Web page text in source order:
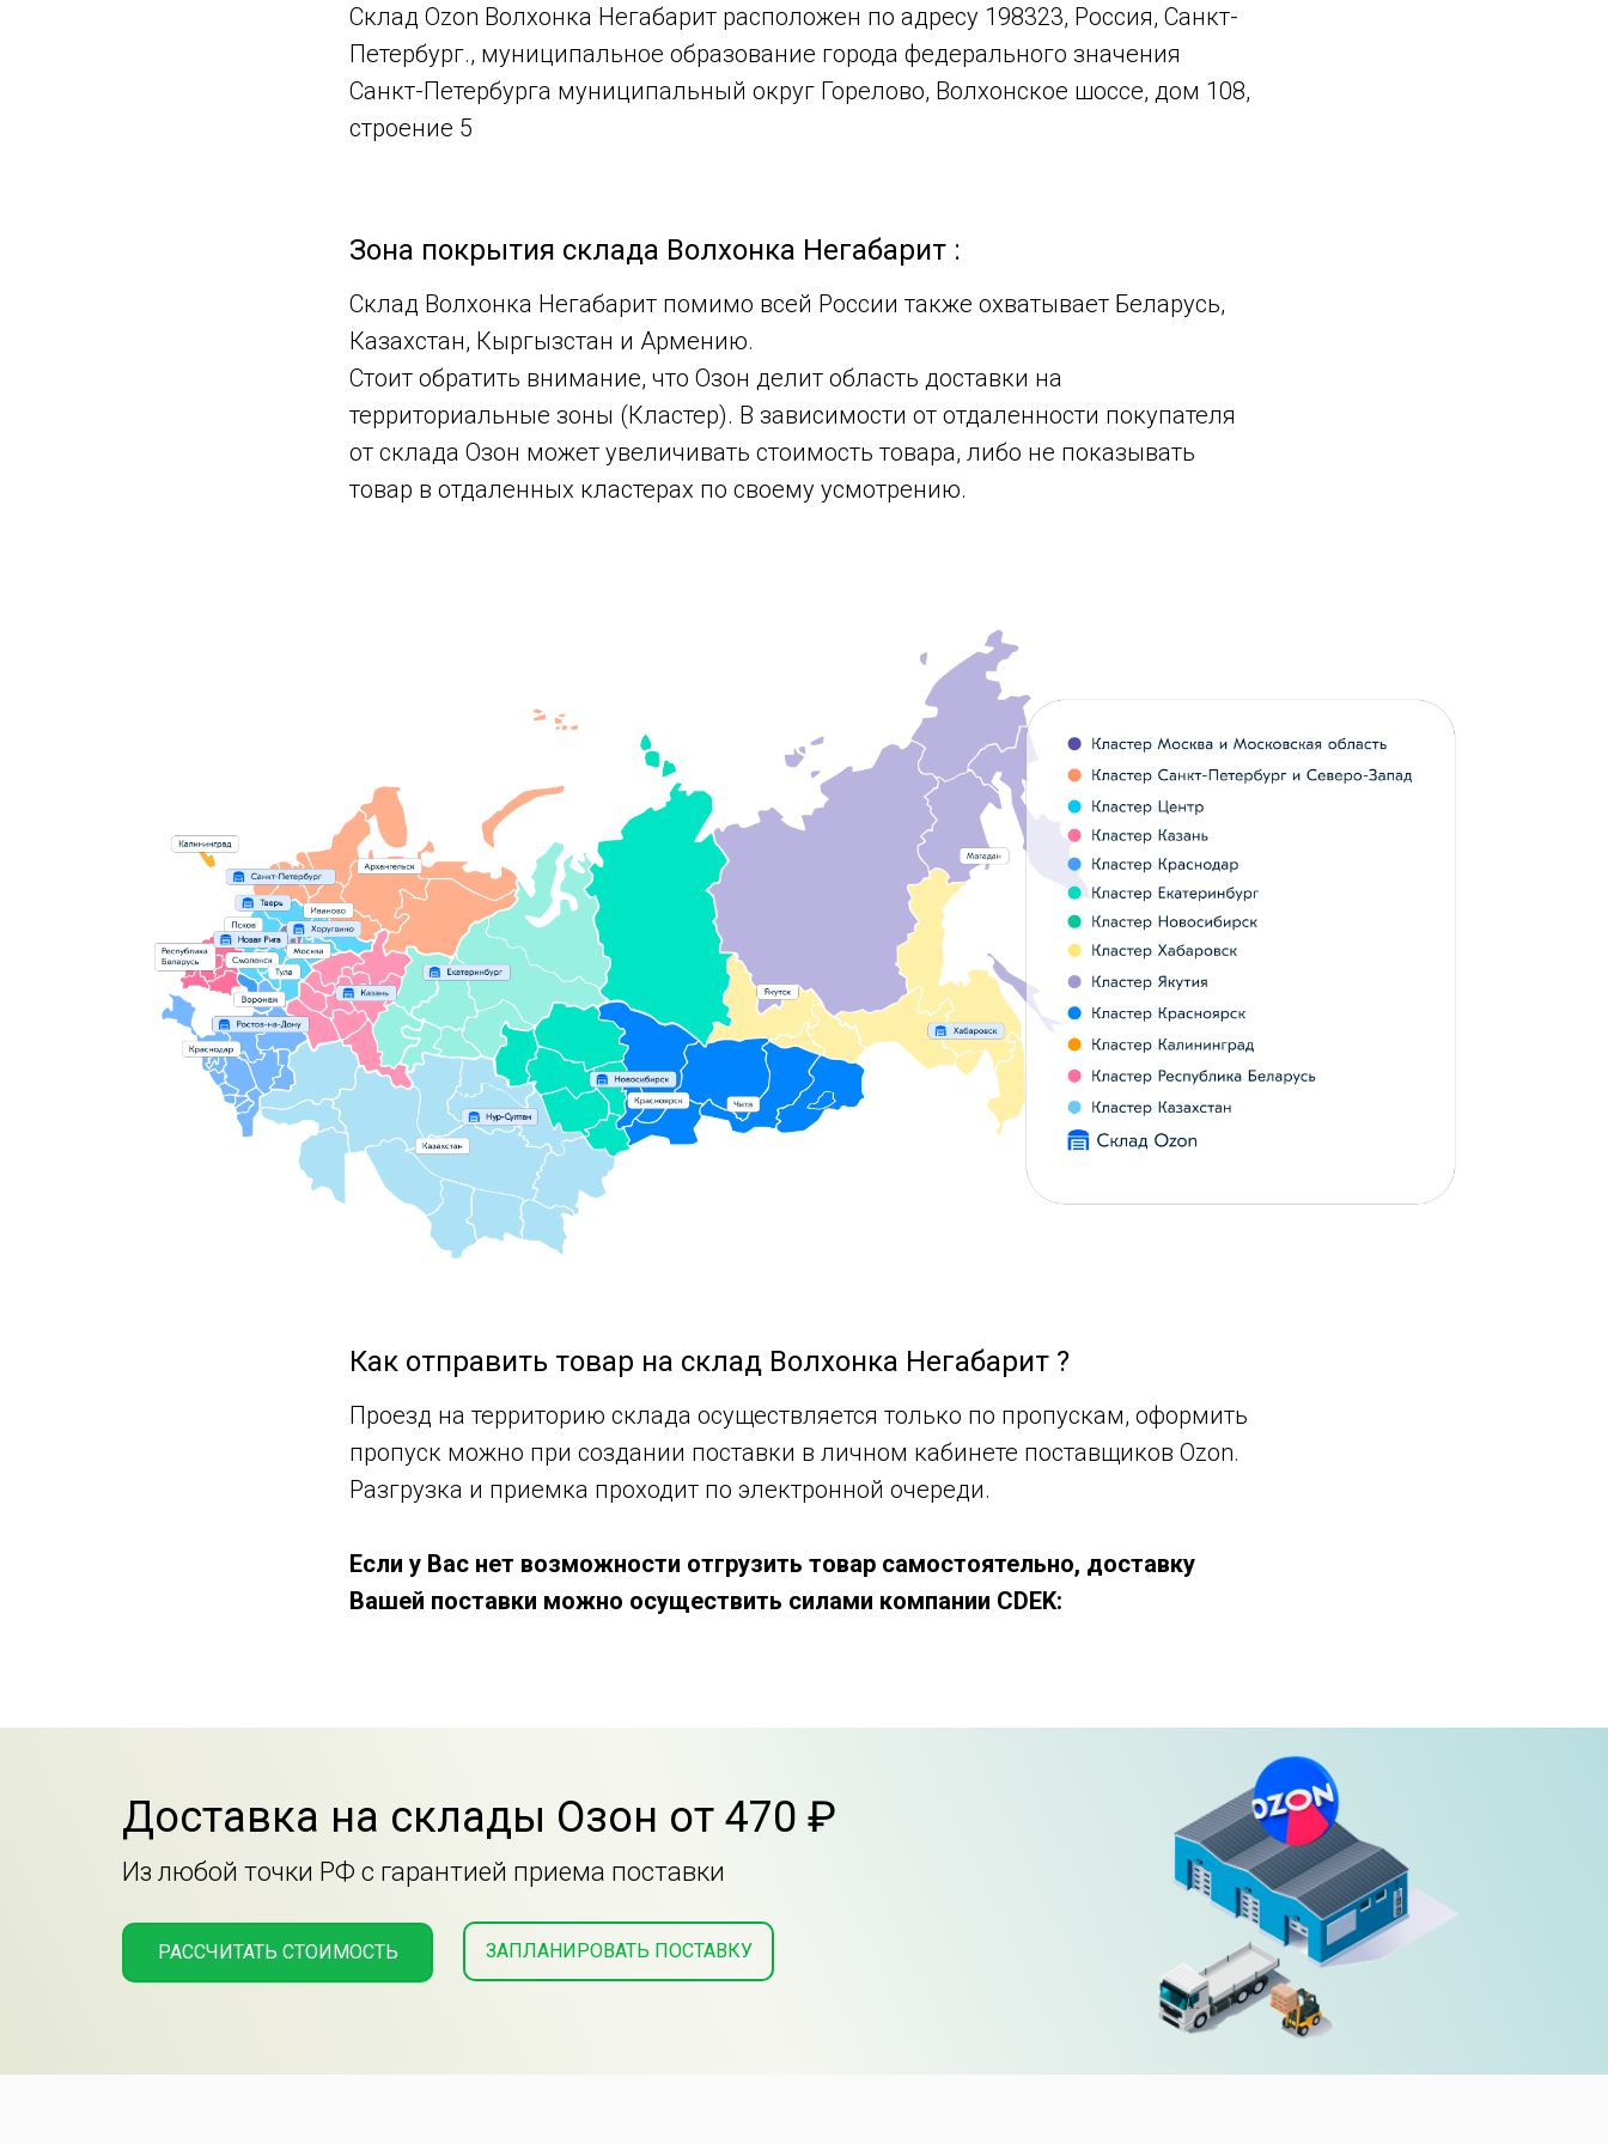
Склад Ozon Волхонка Негабарит расположен по адресу 198323, Россия, Санкт-
Петербург., муниципальное образование города федерального значения
Санкт-Петербурга муниципальный округ Горелово, Волхонское шоссе, дом 108,
строение 5
Зона покрытия склада Волхонка Негабарит :
Склад Волхонка Негабарит помимо всей России также охватывает Беларусь,
Казахстан, Кыргызстан и Армению.
Стоит обратить внимание, что Озон делит область доставки на
территориальные зоны (Кластер). В зависимости от отдаленности покупателя
от склада Озон может увеличивать стоимость товара, либо не показывать
товар в отдаленных кластерах по своему усмотрению.
Как отправить товар на склад Волхонка Негабарит ?
Проезд на территорию склада осуществляется только по пропускам, оформить
пропуск можно при создании поставки в личном кабинете поставщиков Ozon.
Разгрузка и приемка проходит по электронной очереди.
Если у Вас нет возможности отгрузить товар самостоятельно, доставку
Вашей поставки можно осуществить силами компании CDEK:
Доставка на склады Озон от 470 ₽
РАССЧИТАТЬ СТОИМОСТЬ
Из любой точки РФ с гарантией приема поставки
ЗАПЛАНИРОВАТЬ ПОСТАВКУ